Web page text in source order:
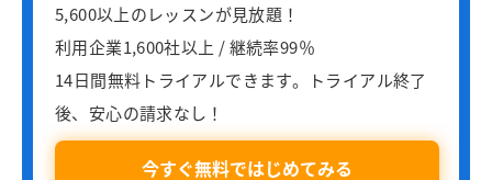
5,600以上のレッスンが見放題！
利用企業1,600社以上 / 継続率99％
14日間無料トライアルできます。トライアル終了
後、安心の請求なし！
今すぐ無料ではじめてみる